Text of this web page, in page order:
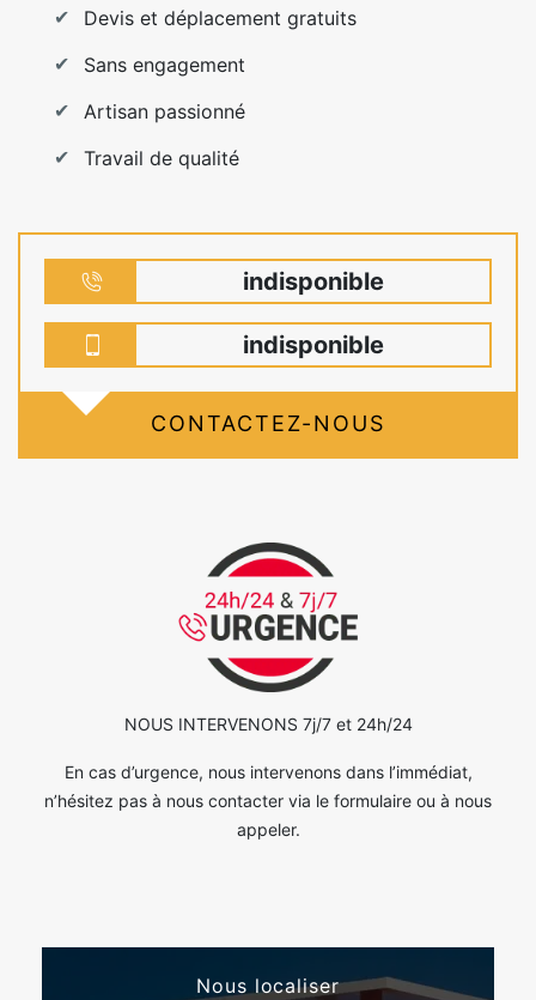
Devis et déplacement gratuits
Sans engagement
Artisan passionné
Travail de qualité
indisponible
indisponible
CONTACTEZ-NOUS
NOUS INTERVENONS 7j/7 et 24h/24
En cas d’urgence, nous intervenons dans l’immédiat,
n’hésitez pas à nous contacter via le formulaire ou à nous
appeler.
Nous localiser